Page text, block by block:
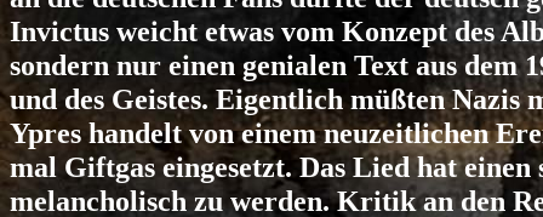
Invictus weicht etwas vom Konzept des
sondern nur einen genialen Text aus
und des Geistes. Eigentlich müßten Nazis
Ypres handelt von einem neuzeitlichen
mal Giftgas eingesetzt. Das Lied hat
melancholisch zu werden. Kritik an den